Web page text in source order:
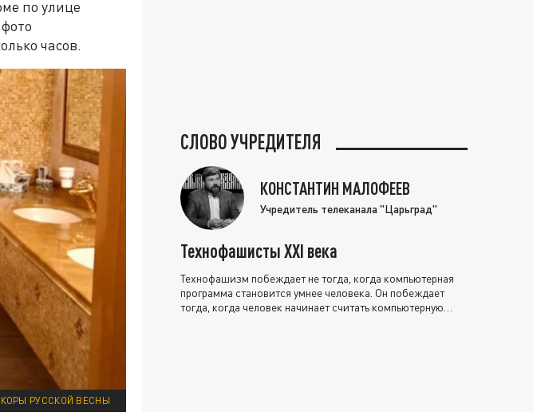
по улице
часов.
РУССКОЙ ВЕСНЫ
СЛОВО УЧРЕДИТЕЛЯ
КОНСТАНТИН МАЛОФЕЕВ
Учредитель телеканала "Царьград"
Технофашисты XXI века
Технофашизм побеждает не тогда, когда компьютерная
программа становится умнее человека. Он побеждает
тогда, когда человек начинает считать компьютерную